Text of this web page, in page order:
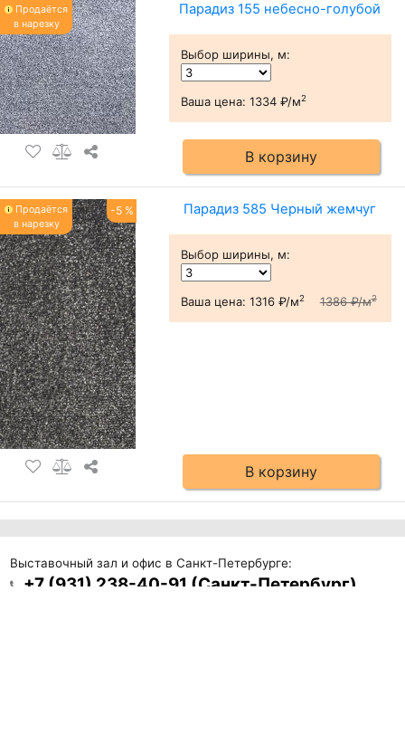
Продаётся
в нарезку
Парадиз 155 небесно-голубой
Выбор ширины, м:
Ваша цена: 1334 ₽/м2
В корзину
-5 %
Продаётся
в нарезку
Парадиз 585 Черный жемчуг
Выбор ширины, м:
Ваша цена: 1316 ₽/м2 1386 ₽/м2
В корзину
Выставочный зал и офис в Санкт-Петербурге:
+7 (931) 238-40-91 (Санкт-Петербург)